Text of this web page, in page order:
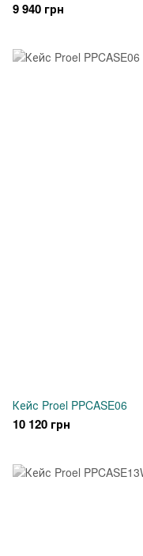
9 940 грн
Кейс Proel PPCASE06
10 120 грн